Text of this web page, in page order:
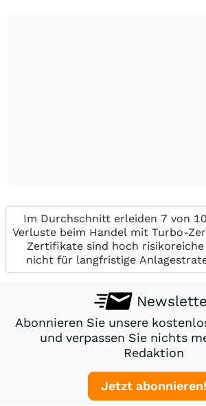
Im Durchschnitt erleiden 7 von
Verluste beim Handel mit Turbo-
Zertifikate sind hoch
nicht für langfristige
Abonnieren Sie unsere
und verpassen Sie nichts
Redaktion
Jetzt abonnieren!